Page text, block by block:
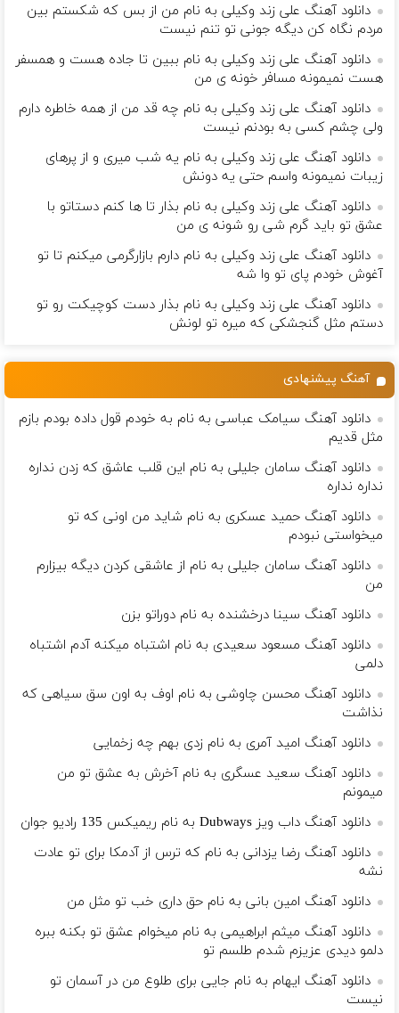
دانلود آهنگ علی زند وکیلی به نام من از بس كه شكستم بین
مردم نگاه كن دیگه جونى تو تنم نیست
دانلود آهنگ علی زند وکیلی به نام ببین تا جاده هست و همسفر
هست نمیمونه مسافر خونه ی من
دانلود آهنگ علی زند وکیلی به نام چه قد من از همه خاطره دارم
ولی چشم كسی به بودنم نیست
دانلود آهنگ علی زند وکیلی به نام یه شب میرى و از پرهای
زيبات نمیمونه واسم حتی یه دونش
دانلود آهنگ علی زند وکیلی به نام بذار تا ها كنم دستاتو با
عشق تو باید گرم شی رو شونه ى من
دانلود آهنگ علی زند وکیلی به نام دارم بازارگرمی میكنم تا تو
آغوش خودم پای تو وا شه
دانلود آهنگ علی زند وکیلی به نام بذار دست كوچیكت رو تو
دستم مثل گنجشكی كه میره تو لونش
آهنگ پیشنهادی
دانلود آهنگ سیامک عباسی به نام به خودم قول داده بودم بازم
مثل قدیم
دانلود آهنگ سامان جلیلی به نام این قلب عاشق که زدن نداره
نداره نداره
دانلود آهنگ حمید عسکری به نام شاید من اونی که تو
میخواستی نبودم
دانلود آهنگ سامان جلیلی به نام از عاشقی کردن دیگه بیزارم
من
دانلود آهنگ سینا درخشنده به نام دوراتو بزن
دانلود آهنگ مسعود سعیدی به نام اشتباه میکنه آدم اشتباه
دلمی
دانلود آهنگ محسن چاوشی به نام اوف به اون سق سیاهی که
نذاشت
دانلود آهنگ امید آمری به نام زدی بهم چه زخمایی
دانلود آهنگ سعید عسگری به نام آخرش به عشق تو من
میمونم
دانلود آهنگ داب ویز Dubways به نام ریمیکس 135 رادیو جوان
دانلود آهنگ رضا یزدانی به نام که ترس از آدمکا برای تو عادت
نشه
دانلود آهنگ امین بانی به نام حق داری خب تو مثل من
دانلود آهنگ میثم ابراهیمی به نام میخوام عشق تو بکنه ببره
دلمو دیدی عزیزم شدم طلسم تو
دانلود آهنگ ایهام به نام جایی برای طلوع من در آسمان تو
نیست